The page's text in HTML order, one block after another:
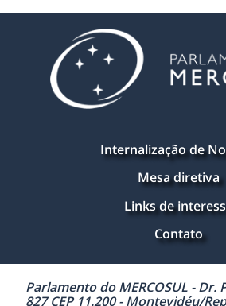
Internalização de
Mesa diretiva
Links de
Contato
Parlamento do MERCOSUL - Dr.
827 CEP 11.200 - Montevidéu/